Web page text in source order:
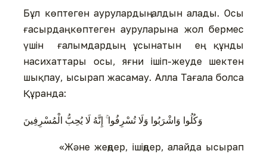
Бұл көптеген аурулардың алдын алады. Осы
ғасырдаң көптеген ауруларына жол бермес
үшін ғалымдардың ұсынатын ең құнды
насихаттары осы, яғни ішіп-жеуде шектен
шықпау, ысырап жасамау. Алла Тағала болса
Құранда:
وَكُلُوا وَاشْرَبُوا وَلَا تُسْرِفُوا ۚ إِنَّهُ لَا يُحِبُّ الْمُسْرِفِينَ
«Және жеңдер, ішіңдер, алайда ысырап